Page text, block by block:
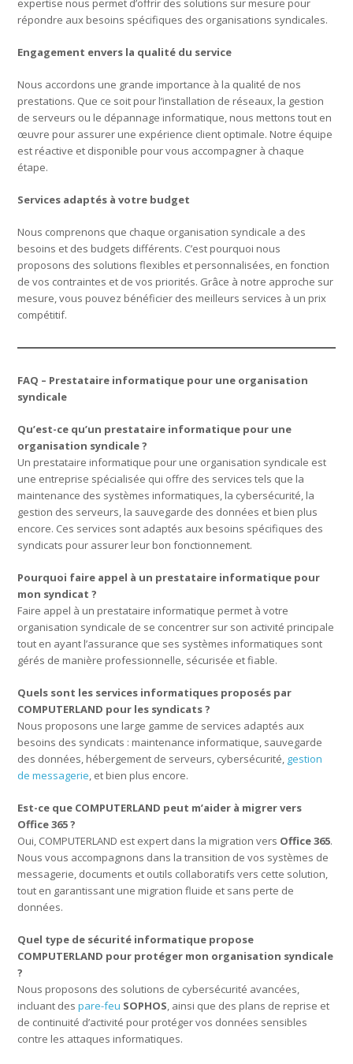
expertise nous permet d’offrir des solutions sur mesure pour
répondre aux besoins spécifiques des organisations syndicales.
Engagement envers la qualité du service
Nous accordons une grande importance à la qualité de nos
prestations. Que ce soit pour l’installation de réseaux, la gestion
de serveurs ou le dépannage informatique, nous mettons tout en
œuvre pour assurer une expérience client optimale. Notre équipe
est réactive et disponible pour vous accompagner à chaque
étape.
Services adaptés à votre budget
Nous comprenons que chaque organisation syndicale a des
besoins et des budgets différents. C’est pourquoi nous
proposons des solutions flexibles et personnalisées, en fonction
de vos contraintes et de vos priorités. Grâce à notre approche sur
mesure, vous pouvez bénéficier des meilleurs services à un prix
compétitif.
FAQ – Prestataire informatique pour une organisation
syndicale
Qu’est-ce qu’un prestataire informatique pour une
organisation syndicale ?
Un prestataire informatique pour une organisation syndicale est
une entreprise spécialisée qui offre des services tels que la
maintenance des systèmes informatiques, la cybersécurité, la
gestion des serveurs, la sauvegarde des données et bien plus
encore. Ces services sont adaptés aux besoins spécifiques des
syndicats pour assurer leur bon fonctionnement.
Pourquoi faire appel à un prestataire informatique pour
mon syndicat ?
Faire appel à un prestataire informatique permet à votre
organisation syndicale de se concentrer sur son activité principale
tout en ayant l’assurance que ses systèmes informatiques sont
gérés de manière professionnelle, sécurisée et fiable.
Quels sont les services informatiques proposés par
COMPUTERLAND pour les syndicats ?
Nous proposons une large gamme de services adaptés aux
besoins des syndicats : maintenance informatique, sauvegarde
des données, hébergement de serveurs, cybersécurité, gestion
de messagerie, et bien plus encore.
Est-ce que COMPUTERLAND peut m’aider à migrer vers
Office 365 ?
Oui, COMPUTERLAND est expert dans la migration vers Office 365.
Nous vous accompagnons dans la transition de vos systèmes de
messagerie, documents et outils collaboratifs vers cette solution,
tout en garantissant une migration fluide et sans perte de
données.
Quel type de sécurité informatique propose
COMPUTERLAND pour protéger mon organisation syndicale
?
Nous proposons des solutions de cybersécurité avancées,
incluant despare-feu SOPHOS, ainsi que des plans de reprise et
de continuité d’activité pour protéger vos données sensibles
contre les attaques informatiques.